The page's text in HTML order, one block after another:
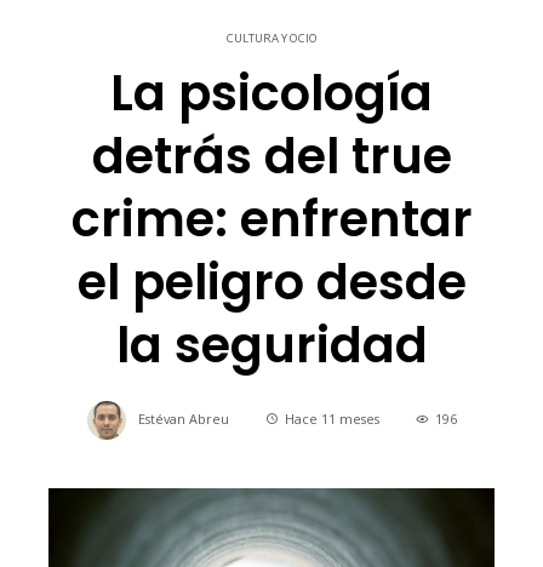
CULTURA Y OCIO
La psicología
detrás del true
crime: enfrentar
el peligro desde
la seguridad
Estévan Abreu Hace 11 meses 196